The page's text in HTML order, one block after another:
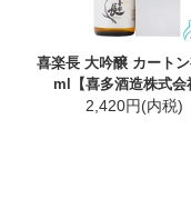
喜楽長 大吟醸 カート
ml【喜多酒造株式会
2,420円(内税)